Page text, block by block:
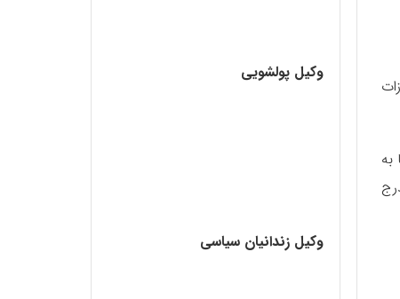
ماده ۴قانون مجازات
به
وکیل پولشویی
وکیل زندانیان سیاسی